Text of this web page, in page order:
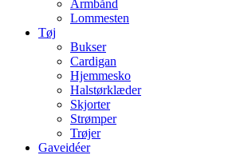
Armbånd
Lommesten
Tøj
Bukser
Cardigan
Hjemmesko
Halstørklæder
Skjorter
Strømper
Trøjer
Gaveidéer